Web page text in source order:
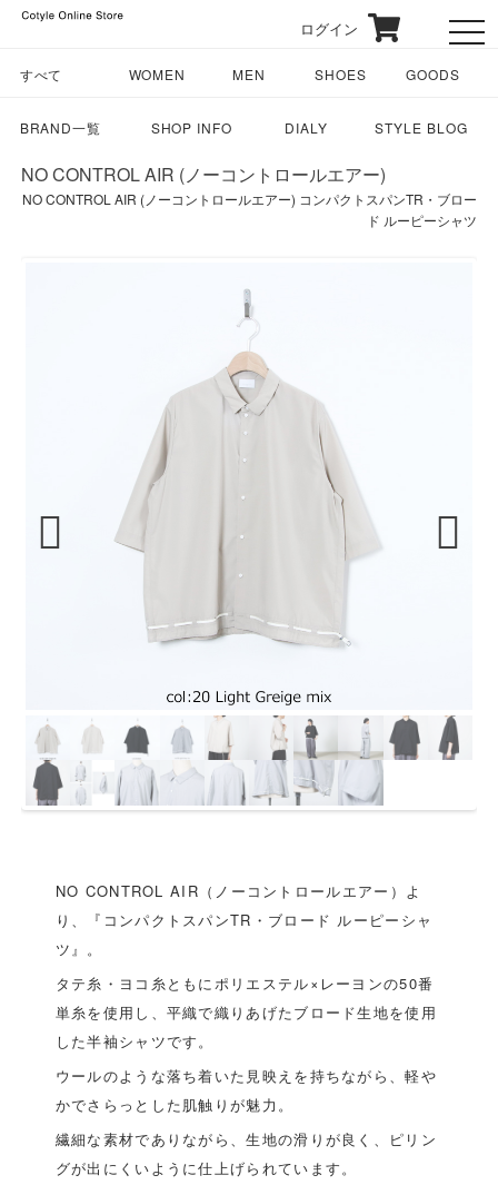
ログイン
すべて WOMEN MEN SHOES GOODS
BRAND一覧 SHOP INFO DIALY STYLE BLOG
NO CONTROL AIR (ノーコントロールエアー)
NO CONTROL AIR (ノーコントロールエアー) コンパクトスパンTR・ブロー
ド ルーピーシャツ
NO CONTROL AIR（ノーコントロールエアー）よ
り、『コンパクトスパンTR・ブロード ルーピーシャ
ツ』。
タテ糸・ヨコ糸ともにポリエステル×レーヨンの50番
単糸を使用し、平織で織りあげたブロード生地を使用
した半袖シャツです。
ウールのような落ち着いた見映えを持ちながら、軽や
かでさらっとした肌触りが魅力。
繊細な素材でありながら、生地の滑りが良く、ピリン
グが出にくいように仕上げられています。